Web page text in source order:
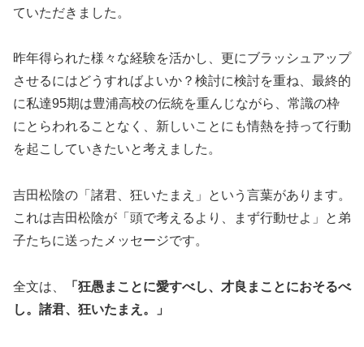
ていただきました。
昨年得られた様々な経験を活かし、更にブラッシュアップ
させるにはどうすればよいか？検討に検討を重ね、最終的
に私達95期は豊浦高校の伝統を重んじながら、常識の枠
にとらわれることなく、新しいことにも情熱を持って行動
を起こしていきたいと考えました。
吉田松陰の「諸君、狂いたまえ」という言葉があります。
これは吉田松陰が「頭で考えるより、まず行動せよ」と弟
子たちに送ったメッセージです。
全文は、
「狂愚まことに愛すべし、才良まことにおそるべ
し。諸君、狂いたまえ。」